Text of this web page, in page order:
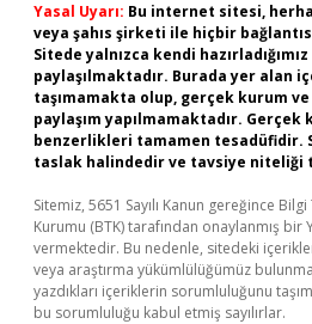
Yasal Uyarı: Bu internet sitesi,
veya şahıs şirketi ile hiçbir
Sitede yalnızca kendi
paylaşılmaktadır. Burada yer alan
taşımamakta olup, gerçek kurum
paylaşım yapılmamaktadır.
benzerlikleri tamamen tesadüfidir.
taslak halindedir ve tavsiye niteliği
Sitemiz, 5651 Sayılı Kanun gereğince
Kurumu (BTK) tarafından onaylanmış bir
vermektedir. Bu nedenle, sitedeki
veya araştırma yükümlülüğümüz
yazdıkları içeriklerin sorumluluğunu
bu sorumluluğu kabul etmiş sayılırlar.